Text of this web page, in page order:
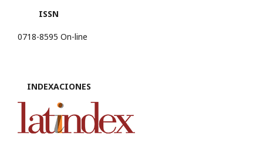
ISSN
0718-8595 On-line
INDEXACIONES